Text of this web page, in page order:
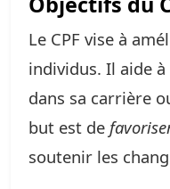
Le CPF vise à
individus. Il aide
dans sa carrière
but est de
soutenir les